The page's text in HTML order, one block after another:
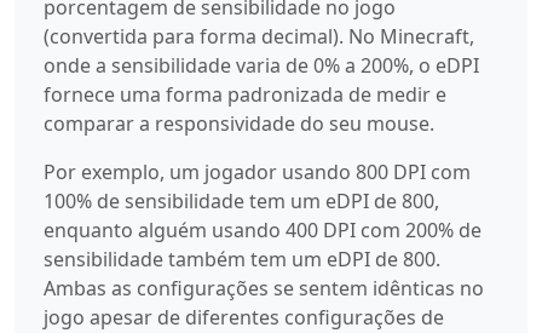
porcentagem de sensibilidade no jogo
(convertida para forma decimal). No Minecraft,
onde a sensibilidade varia de 0% a 200%, o eDPI
fornece uma forma padronizada de medir e
comparar a responsividade do seu mouse.
Por exemplo, um jogador usando 800 DPI com
100% de sensibilidade tem um eDPI de 800,
enquanto alguém usando 400 DPI com 200% de
sensibilidade também tem um eDPI de 800.
Ambas as configurações se sentem idênticas no
jogo apesar de diferentes configurações de